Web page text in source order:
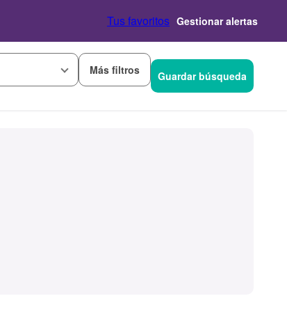
Tus favoritos Gestionar alertas
Más filtros Guardar búsqueda